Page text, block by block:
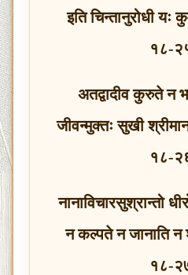
इति चिन्तानुरोधी यः
१८-
अतद्वादीव कुरुते न
जीवन्मुक्तः सुखी
१८-
नानाविचारसुश्रान्तो
न कल्पते न जानाति न
१८-